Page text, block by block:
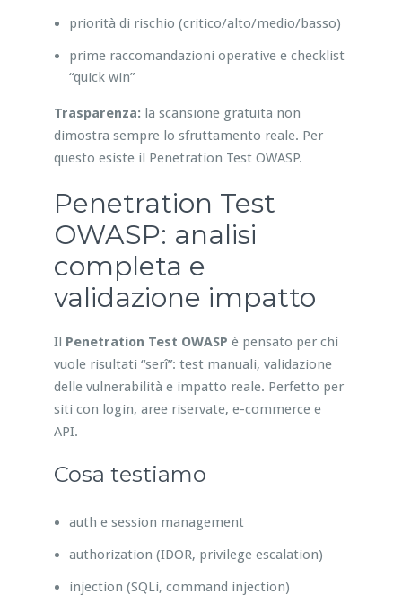
priorità di rischio (critico/alto/medio/basso)
prime raccomandazioni operative e checklist
“quick win”
Trasparenza: la scansione gratuita non
dimostra sempre lo sfruttamento reale. Per
questo esiste il Penetration Test OWASP.
Penetration Test
OWASP: analisi
completa e
validazione impatto
Il Penetration Test OWASP è pensato per chi
vuole risultati “serî”: test manuali, validazione
delle vulnerabilità e impatto reale. Perfetto per
siti con login, aree riservate, e-commerce e
API.
Cosa testiamo
auth e session management
authorization (IDOR, privilege escalation)
injection (SQLi, command injection)